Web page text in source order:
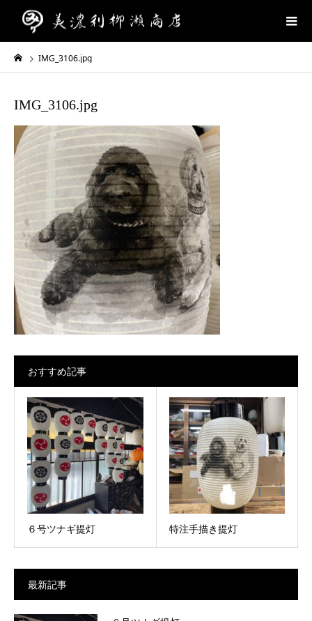
IMG_3106.jpg
IMG_3106.jpg
おすすめ記事
６号ツナギ提灯 特注手描き提灯
最新記事